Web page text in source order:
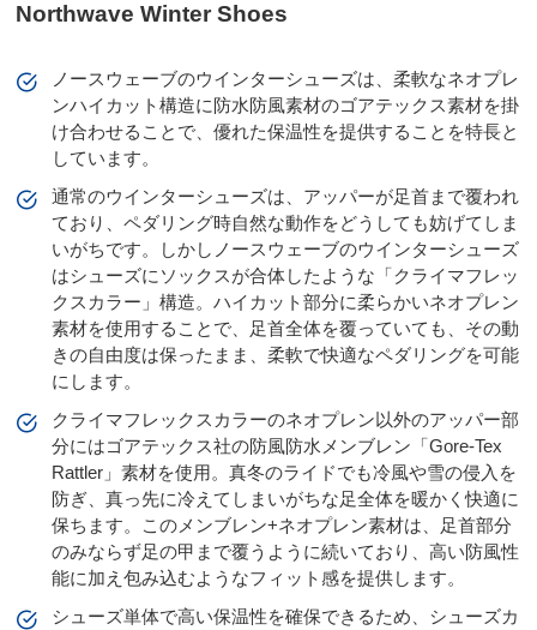
Northwave Winter Shoes
ノースウェーブのウインターシューズは、柔軟なネオプレ
ンハイカット構造に防水防風素材のゴアテックス素材を掛
け合わせることで、優れた保温性を提供することを特長と
しています。
通常のウインターシューズは、アッパーが足首まで覆われ
ており、ペダリング時自然な動作をどうしても妨げてしま
いがちです。しかしノースウェーブのウインターシューズ
はシューズにソックスが合体したような「クライマフレッ
クスカラー」構造。ハイカット部分に柔らかいネオプレン
素材を使用することで、足首全体を覆っていても、その動
きの自由度は保ったまま、柔軟で快適なペダリングを可能
にします。
クライマフレックスカラーのネオプレン以外のアッパー部
分にはゴアテックス社の防風防水メンブレン「Gore-Tex
Rattler」素材を使用。真冬のライドでも冷風や雪の侵入を
防ぎ、真っ先に冷えてしまいがちな足全体を暖かく快適に
保ちます。このメンブレン+ネオプレン素材は、足首部分
のみならず足の甲まで覆うように続いており、高い防風性
能に加え包み込むようなフィット感を提供します。
シューズ単体で高い保温性を確保できるため、シューズカ